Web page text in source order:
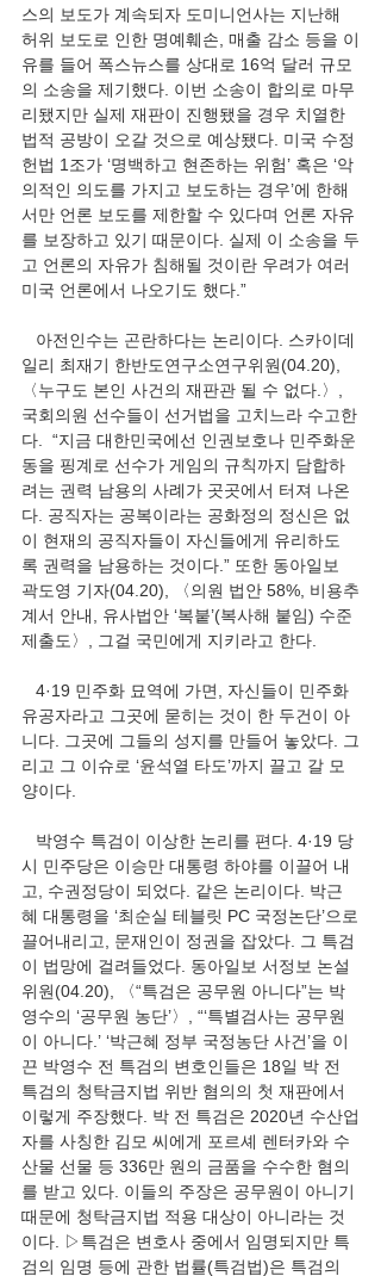
스의 보도가 계속되자 도미니언사는 지난해
허위 보도로 인한 명예훼손, 매출 감소 등을 이
유를 들어 폭스뉴스를 상대로 16억 달러 규모
의 소송을 제기했다. 이번 소송이 합의로 마무
리됐지만 실제 재판이 진행됐을 경우 치열한
법적 공방이 오갈 것으로 예상됐다. 미국 수정
헌법 1조가 ‘명백하고 현존하는 위험’ 혹은 ‘악
의적인 의도를 가지고 보도하는 경우’에 한해
서만 언론 보도를 제한할 수 있다며 언론 자유
를 보장하고 있기 때문이다. 실제 이 소송을 두
고 언론의 자유가 침해될 것이란 우려가 여러
미국 언론에서 나오기도 했다.”
일리 최재기 한반도연구소연구위원(04.20),
〈누구도 본인 사건의 재판관 될 수 없다.〉,
국회의원 선수들이 선거법을 고치느라 수고한
다.  “지금 대한민국에선 인권보호나 민주화운
동을 핑계로 선수가 게임의 규칙까지 담합하
려는 권력 남용의 사례가 곳곳에서 터져 나온
다. 공직자는 공복이라는 공화정의 정신은 없
이 현재의 공직자들이 자신들에게 유리하도
록 권력을 남용하는 것이다.” 또한 동아일보
곽도영 기자(04.20), 〈의원 법안 58%, 비용추
계서 안내, 유사법안 ‘복붙’(복사해 붙임) 수준
제출도〉, 그걸 국민에게 지키라고 한다.
유공자라고 그곳에 묻히는 것이 한 두건이 아
니다. 그곳에 그들의 성지를 만들어 놓았다. 그
리고 그 이슈로 ‘윤석열 타도’까지 끌고 갈 모
양이다.
시 민주당은 이승만 대통령 하야를 이끌어 내
고, 수권정당이 되었다. 같은 논리이다. 박근
혜 대통령을 ‘최순실 테블릿 PC 국정논단’으로
끌어내리고, 문재인이 정권을 잡았다. 그 특검
이 법망에 걸려들었다. 동아일보 서정보 논설
위원(04.20), 〈“특검은 공무원 아니다”는 박
영수의 ‘공무원 농단’〉, “‘특별검사는 공무원
이 아니다.’ ‘박근혜 정부 국정농단 사건’을 이
끈 박영수 전 특검의 변호인들은 18일 박 전
특검의 청탁금지법 위반 혐의의 첫 재판에서
이렇게 주장했다. 박 전 특검은 2020년 수산업
자를 사칭한 김모 씨에게 포르셰 렌터카와 수
산물 선물 등 336만 원의 금품을 수수한 혐의
를 받고 있다. 이들의 주장은 공무원이 아니기
때문에 청탁금지법 적용 대상이 아니라는 것
이다. ▷특검은 변호사 중에서 임명되지만 특
검의 임명 등에 관한 법률(특검법)은 특검의